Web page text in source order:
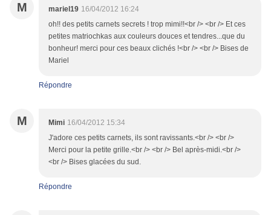
M mariel19 16/04/2012 16:24
oh!! des petits carnets secrets ! trop mimi!!<br /> <br /> Et ces
petites matriochkas aux couleurs douces et tendres...que du
bonheur! merci pour ces beaux clichés !<br /> <br /> Bises de
Mariel
Répondre
M Mimi 16/04/2012 15:34
J'adore ces petits carnets, ils sont ravissants.<br /> <br />
Merci pour la petite grille.<br /> <br /> Bel après-midi.<br />
<br /> Bises glacées du sud.
Répondre